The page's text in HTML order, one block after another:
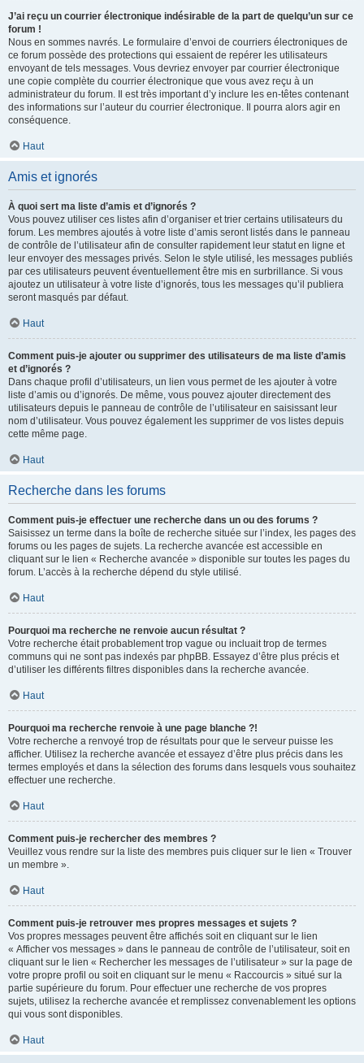
J’ai reçu un courrier électronique indésirable de la part de quelqu’un sur ce
forum !
Nous en sommes navrés. Le formulaire d’envoi de courriers électroniques de
ce forum possède des protections qui essaient de repérer les utilisateurs
envoyant de tels messages. Vous devriez envoyer par courrier électronique
une copie complète du courrier électronique que vous avez reçu à un
administrateur du forum. Il est très important d’y inclure les en-têtes contenant
des informations sur l’auteur du courrier électronique. Il pourra alors agir en
conséquence.
Haut
Amis et ignorés
À quoi sert ma liste d’amis et d’ignorés ?
Vous pouvez utiliser ces listes afin d’organiser et trier certains utilisateurs du
forum. Les membres ajoutés à votre liste d’amis seront listés dans le panneau
de contrôle de l’utilisateur afin de consulter rapidement leur statut en ligne et
leur envoyer des messages privés. Selon le style utilisé, les messages publiés
par ces utilisateurs peuvent éventuellement être mis en surbrillance. Si vous
ajoutez un utilisateur à votre liste d’ignorés, tous les messages qu’il publiera
seront masqués par défaut.
Haut
Comment puis-je ajouter ou supprimer des utilisateurs de ma liste d’amis
et d’ignorés ?
Dans chaque profil d’utilisateurs, un lien vous permet de les ajouter à votre
liste d’amis ou d’ignorés. De même, vous pouvez ajouter directement des
utilisateurs depuis le panneau de contrôle de l’utilisateur en saisissant leur
nom d’utilisateur. Vous pouvez également les supprimer de vos listes depuis
cette même page.
Haut
Recherche dans les forums
Comment puis-je effectuer une recherche dans un ou des forums ?
Saisissez un terme dans la boîte de recherche située sur l’index, les pages des
forums ou les pages de sujets. La recherche avancée est accessible en
cliquant sur le lien « Recherche avancée » disponible sur toutes les pages du
forum. L’accès à la recherche dépend du style utilisé.
Haut
Pourquoi ma recherche ne renvoie aucun résultat ?
Votre recherche était probablement trop vague ou incluait trop de termes
communs qui ne sont pas indexés par phpBB. Essayez d’être plus précis et
d’utiliser les différents filtres disponibles dans la recherche avancée.
Haut
Pourquoi ma recherche renvoie à une page blanche ?!
Votre recherche a renvoyé trop de résultats pour que le serveur puisse les
afficher. Utilisez la recherche avancée et essayez d’être plus précis dans les
termes employés et dans la sélection des forums dans lesquels vous souhaitez
effectuer une recherche.
Haut
Comment puis-je rechercher des membres ?
Veuillez vous rendre sur la liste des membres puis cliquer sur le lien « Trouver
un membre ».
Haut
Comment puis-je retrouver mes propres messages et sujets ?
Vos propres messages peuvent être affichés soit en cliquant sur le lien
« Afficher vos messages » dans le panneau de contrôle de l’utilisateur, soit en
cliquant sur le lien « Rechercher les messages de l’utilisateur » sur la page de
votre propre profil ou soit en cliquant sur le menu « Raccourcis » situé sur la
partie supérieure du forum. Pour effectuer une recherche de vos propres
sujets, utilisez la recherche avancée et remplissez convenablement les options
qui vous sont disponibles.
Haut